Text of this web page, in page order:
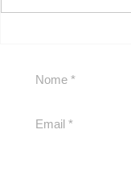
para São Paulo